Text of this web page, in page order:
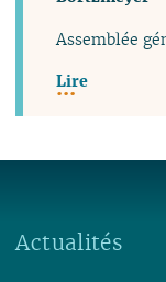
Assemblée
Lire
Actualités